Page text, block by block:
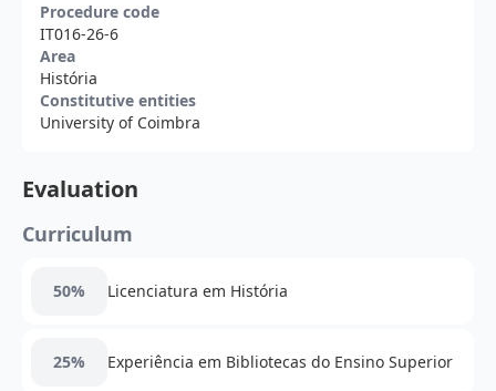
Procedure code
IT016-26-6
Area
História
Constitutive entities
University of Coimbra
Evaluation
Curriculum
50% Licenciatura em História
25% Experiência em Bibliotecas do Ensino Superior